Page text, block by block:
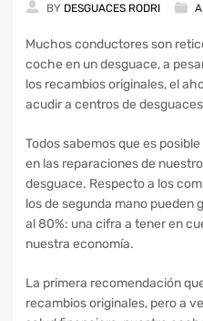
BY DESGUACES RODRI
Muchos conductores son
coche en un desguace, a
los recambios originales, el
acudir a centros de
Todos sabemos que es
en las reparaciones de
desguace. Respecto a los
los de segunda mano pueden
al 80%: una cifra a tener en
nuestra economía.
La primera recomendación
recambios originales, pero a